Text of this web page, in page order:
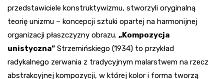
przedstawiciele konstruktywizmu, stworzyli oryginalną
teorię unizmu – koncepcji sztuki opartej na harmonijnej
organizacji płaszczyzny obrazu. „Kompozycja
unistyczna” Strzemińskiego (1934) to przykład
radykalnego zerwania z tradycyjnym malarstwem na rzecz
abstrakcyjnej kompozycji, w której kolor i forma tworzą